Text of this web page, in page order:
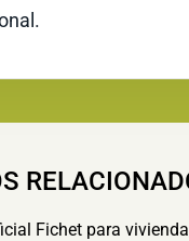
Fichet para